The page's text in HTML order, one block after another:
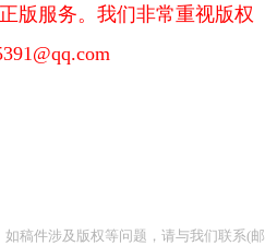
版服务。我们非常重视版权
稿件涉及版权等问题，请与我们联系(邮